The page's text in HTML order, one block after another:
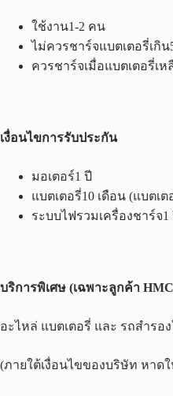
ใช้งาน1-2 คน
ไม่ควรชาร์จแบตเตอรี่เกิ
ควรชาร์จเมื่อแบตเตอรี่เห
เงื่อนไขการรับประกัน
มอเตอร์1 ปี
แบตเตอรี่10 เดือน (แบตเ
ระบบไฟรวมเครื่องชาร์จ1
บริการพิเศษ (เฉพาะลูกค้า
อะไหล่ แบตเตอรี่ และ รถสำรอ
(ภายใต้เงื่อนไขของบริษัท หาด